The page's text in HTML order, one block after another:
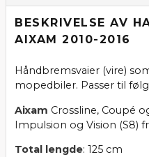
BESKRIVELSE AV
AIXAM 2010-2016
Håndbremsvaier (vire)
mopedbiler. Passer til
Aixam Crossline, Coupé
Impulsion og Vision (S8)
Total lengde: 125 cm